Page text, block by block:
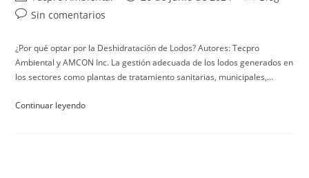
Sin comentarios
¿Por qué optar por la Deshidratación de Lodos? Autores: Tecpro
Ambiental y AMCON Inc. La gestión adecuada de los lodos generados en
los sectores como plantas de tratamiento sanitarias, municipales,…
Continuar leyendo